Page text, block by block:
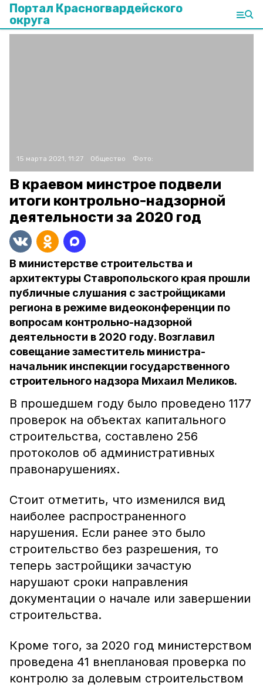
Портал Красногвардейского
округа
15 марта 2021, 11:27 Общество Фото:
В краевом минстрое подвели
итоги контрольно-надзорной
деятельности за 2020 год
В министерстве строительства и
архитектуры Ставропольского края прошли
публичные слушания с застройщиками
региона в режиме видеоконференции по
вопросам контрольно-надзорной
деятельности в 2020 году. Возглавил
совещание заместитель министра-
начальник инспекции государственного
строительного надзора Михаил Меликов.
В прошедшем году было проведено 1177
проверок на объектах капитального
строительства, составлено 256
протоколов об административных
правонарушениях.
Стоит отметить, что изменился вид
наиболее распространенного
нарушения. Если ранее это было
строительство без разрешения, то
теперь застройщики зачастую
нарушают сроки направления
документации о начале или завершении
строительства.
Кроме того, за 2020 год министерством
проведена 41 внеплановая проверка по
контролю за долевым строительством